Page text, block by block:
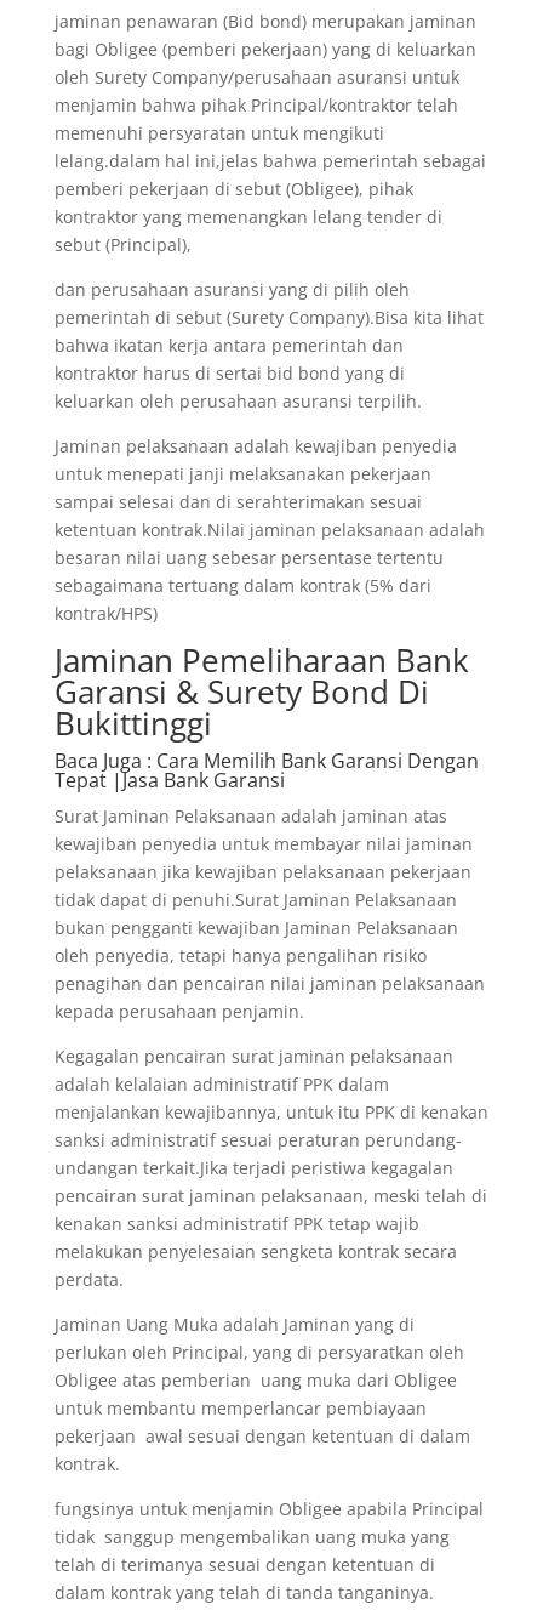
jaminan penawaran (Bid bond) merupakan jaminan
bagi Obligee (pemberi pekerjaan) yang di keluarkan
oleh Surety Company/perusahaan asuransi untuk
menjamin bahwa pihak Principal/kontraktor telah
memenuhi persyaratan untuk mengikuti
lelang.dalam hal ini,jelas bahwa pemerintah sebagai
pemberi pekerjaan di sebut (Obligee), pihak
kontraktor yang memenangkan lelang tender di
sebut (Principal),
dan perusahaan asuransi yang di pilih oleh
pemerintah di sebut (Surety Company).Bisa kita lihat
bahwa ikatan kerja antara pemerintah dan
kontraktor harus di sertai bid bond yang di
keluarkan oleh perusahaan asuransi terpilih.
Jaminan pelaksanaan adalah kewajiban penyedia
untuk menepati janji melaksanakan pekerjaan
sampai selesai dan di serahterimakan sesuai
ketentuan kontrak.Nilai jaminan pelaksanaan adalah
besaran nilai uang sebesar persentase tertentu
sebagaimana tertuang dalam kontrak (5% dari
kontrak/HPS)
Jaminan Pemeliharaan Bank
Garansi & Surety Bond Di
Bukittinggi
Baca Juga : Cara Memilih Bank Garansi Dengan
Tepat |Jasa Bank Garansi
Surat Jaminan Pelaksanaan adalah jaminan atas
kewajiban penyedia untuk membayar nilai jaminan
pelaksanaan jika kewajiban pelaksanaan pekerjaan
tidak dapat di penuhi.Surat Jaminan Pelaksanaan
bukan pengganti kewajiban Jaminan Pelaksanaan
oleh penyedia, tetapi hanya pengalihan risiko
penagihan dan pencairan nilai jaminan pelaksanaan
kepada perusahaan penjamin.
Kegagalan pencairan surat jaminan pelaksanaan
adalah kelalaian administratif PPK dalam
menjalankan kewajibannya, untuk itu PPK di kenakan
sanksi administratif sesuai peraturan perundang-
undangan terkait.Jika terjadi peristiwa kegagalan
pencairan surat jaminan pelaksanaan, meski telah di
kenakan sanksi administratif PPK tetap wajib
melakukan penyelesaian sengketa kontrak secara
perdata.
Jaminan Uang Muka adalah Jaminan yang di
perlukan oleh Principal, yang di persyaratkan oleh
Obligee atas pemberian uang muka dari Obligee
untuk membantu memperlancar pembiayaan
pekerjaan awal sesuai dengan ketentuan di dalam
kontrak.
fungsinya untuk menjamin Obligee apabila Principal
tidak sanggup mengembalikan uang muka yang
telah di terimanya sesuai dengan ketentuan di
dalam kontrak yang telah di tanda tanganinya.